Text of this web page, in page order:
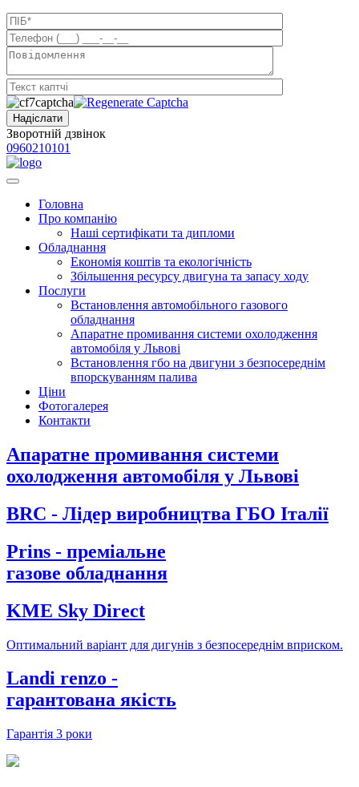
Зворотній дзвінок
0960210101
Головна
Про компанію
Наші сертифікати та дипломи
Обладнання
Економія коштів та екологічність
Збільшення ресурсу двигуна та запасу ходу
Послуги
Встановлення автомобільного газового
обладнання
Апаратне промивання системи охолодження
автомобіля у Львові
Встановлення гбо на двигуни з безпосереднім
впорскуванням палива
Ціни
Фотогалерея
Контакти
Апаратне промивання системи
охолодження автомобіля у Львові
BRC - Лідер виробництва ГБО Італії
Prins - преміальне
газове обладнання
KME Sky Direct
Оптимальний варіант для дигунів з безпосереднім вприском.
Landi renzo -
гарантована якість
Гарантія 3 роки